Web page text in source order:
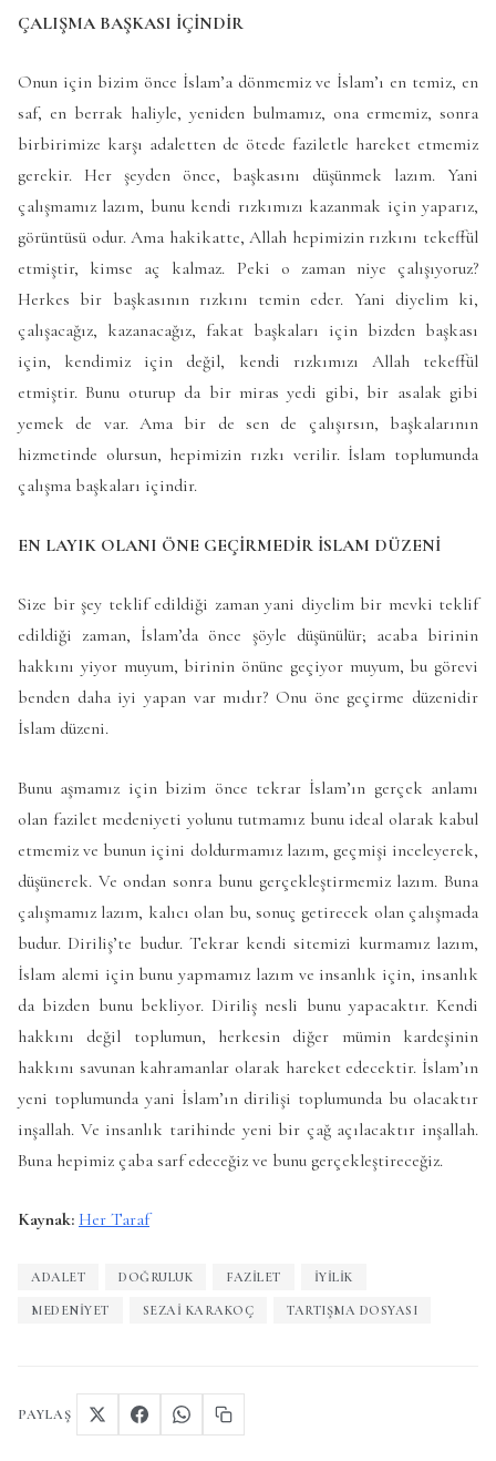
ÇALIŞMA BAŞKASI İÇİNDİR
Onun için bizim önce İslam’a dönmemiz ve İslam’ı en temiz, en
saf, en berrak haliyle, yeniden bulmamız, ona ermemiz, sonra
birbirimize karşı adaletten de ötede faziletle hareket etmemiz
gerekir. Her şeyden önce, başkasını düşünmek lazım. Yani
çalışmamız lazım, bunu kendi rızkımızı kazanmak için yaparız,
görüntüsü odur. Ama hakikatte, Allah hepimizin rızkını tekeffül
etmiştir, kimse aç kalmaz. Peki o zaman niye çalışıyoruz?
Herkes bir başkasının rızkını temin eder. Yani diyelim ki,
çalışacağız, kazanacağız, fakat başkaları için bizden başkası
için, kendimiz için değil, kendi rızkımızı Allah tekeffül
etmiştir. Bunu oturup da bir miras yedi gibi, bir asalak gibi
yemek de var. Ama bir de sen de çalışırsın, başkalarının
hizmetinde olursun, hepimizin rızkı verilir. İslam toplumunda
çalışma başkaları içindir.
EN LAYIK OLANI ÖNE GEÇİRMEDİR İSLAM DÜZENİ
Size bir şey teklif edildiği zaman yani diyelim bir mevki teklif
edildiği zaman, İslam’da önce şöyle düşünülür; acaba birinin
hakkını yiyor muyum, birinin önüne geçiyor muyum, bu görevi
benden daha iyi yapan var mıdır? Onu öne geçirme düzenidir
İslam düzeni.
Bunu aşmamız için bizim önce tekrar İslam’ın gerçek anlamı
olan fazilet medeniyeti yolunu tutmamız bunu ideal olarak kabul
etmemiz ve bunun içini doldurmamız lazım, geçmişi inceleyerek,
düşünerek. Ve ondan sonra bunu gerçekleştirmemiz lazım. Buna
çalışmamız lazım, kalıcı olan bu, sonuç getirecek olan çalışmada
budur. Diriliş’te budur. Tekrar kendi sitemizi kurmamız lazım,
İslam alemi için bunu yapmamız lazım ve insanlık için, insanlık
da bizden bunu bekliyor. Diriliş nesli bunu yapacaktır. Kendi
hakkını değil toplumun, herkesin diğer mümin kardeşinin
hakkını savunan kahramanlar olarak hareket edecektir. İslam’ın
yeni toplumunda yani İslam’ın dirilişi toplumunda bu olacaktır
inşallah. Ve insanlık tarihinde yeni bir çağ açılacaktır inşallah.
Buna hepimiz çaba sarf edeceğiz ve bunu gerçekleştireceğiz.
Kaynak: Her Taraf
ADALET DOĞRULUK FAZILET IYILIK
MEDENIYET SEZAI KARAKOÇ TARTIŞMA DOSYASI
PAYLAŞ